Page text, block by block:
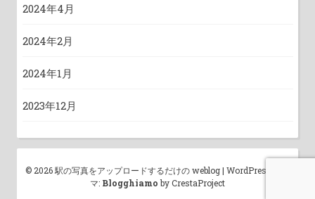
2024年4月
2024年2月
2024年1月
2023年12月
© 2026 駅の写真をアップロードするだけの weblog | WordPress テー
マ: Blogghiamo by CrestaProject